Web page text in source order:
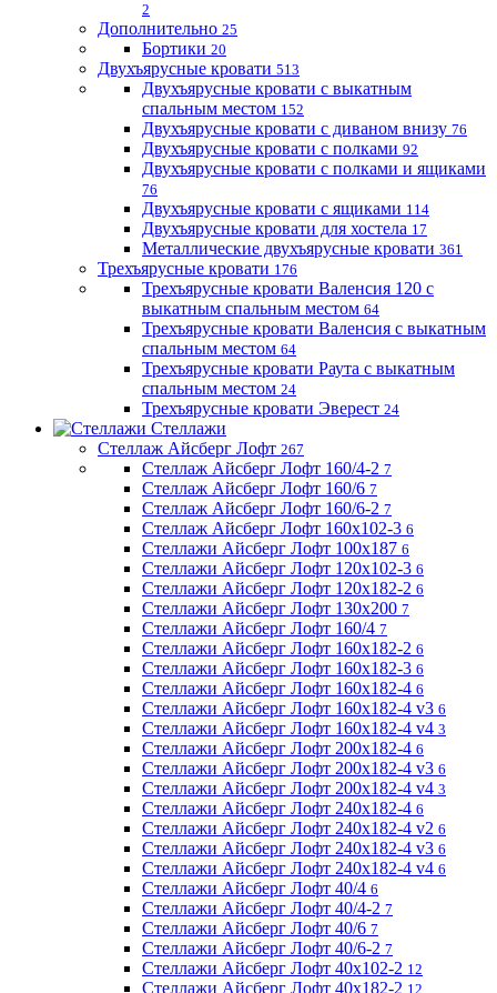
2
Дополнительно 25
Бортики 20
Двухъярусные кровати 513
Двухъярусные кровати с выкатным
спальным местом 152
Двухъярусные кровати с диваном внизу 76
Двухъярусные кровати с полками 92
Двухъярусные кровати с полками и ящиками
76
Двухъярусные кровати с ящиками 114
Двухъярусные кровати для хостела 17
Металлические двухъярусные кровати 361
Трехъярусные кровати 176
Трехъярусные кровати Валенсия 120 с
выкатным спальным местом 64
Трехъярусные кровати Валенсия с выкатным
спальным местом 64
Трехъярусные кровати Раута с выкатным
спальным местом 24
Трехъярусные кровати Эверест 24
Стеллажи
Стеллаж Айсберг Лофт 267
Стеллаж Айсберг Лофт 160/4-2 7
Стеллаж Айсберг Лофт 160/6 7
Стеллаж Айсберг Лофт 160/6-2 7
Стеллаж Айсберг Лофт 160х102-3 6
Стеллажи Айсберг Лофт 100х187 6
Стеллажи Айсберг Лофт 120х102-3 6
Стеллажи Айсберг Лофт 120х182-2 6
Стеллажи Айсберг Лофт 130х200 7
Стеллажи Айсберг Лофт 160/4 7
Стеллажи Айсберг Лофт 160х182-2 6
Стеллажи Айсберг Лофт 160х182-3 6
Стеллажи Айсберг Лофт 160х182-4 6
Стеллажи Айсберг Лофт 160х182-4 v3 6
Стеллажи Айсберг Лофт 160х182-4 v4 3
Стеллажи Айсберг Лофт 200х182-4 6
Стеллажи Айсберг Лофт 200х182-4 v3 6
Стеллажи Айсберг Лофт 200х182-4 v4 3
Стеллажи Айсберг Лофт 240х182-4 6
Стеллажи Айсберг Лофт 240х182-4 v2 6
Стеллажи Айсберг Лофт 240х182-4 v3 6
Стеллажи Айсберг Лофт 240х182-4 v4 6
Стеллажи Айсберг Лофт 40/4 6
Стеллажи Айсберг Лофт 40/4-2 7
Стеллажи Айсберг Лофт 40/6 7
Стеллажи Айсберг Лофт 40/6-2 7
Стеллажи Айсберг Лофт 40х102-2 12
Стеллажи Айсберг Лофт 40х182-2 12